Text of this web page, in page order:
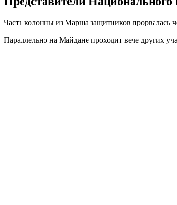
Часть колонны из Марша защитников прорвалась
Параллельно на Майдане проходит вече других